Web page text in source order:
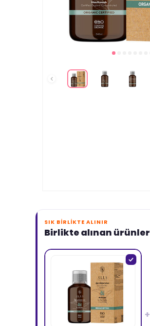
SIK BIRLIKTE ALINIR
Birlikte alınan ürünler
+